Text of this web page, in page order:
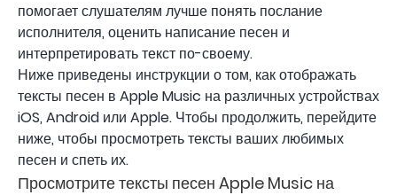
помогает слушателям лучше понять послание
исполнителя, оценить написание песен и
интерпретировать текст по-своему.
Ниже приведены инструкции о том, как отображать
тексты песен в Apple Music на различных устройствах
iOS, Android или Apple. Чтобы продолжить, перейдите
ниже, чтобы просмотреть тексты ваших любимых
песен и спеть их.
Просмотрите тексты песен Apple Music на